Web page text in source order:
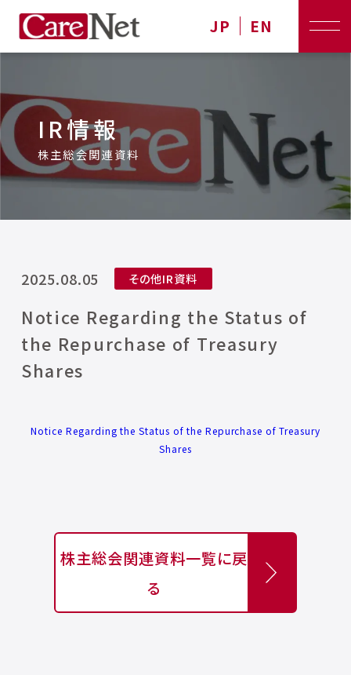
JP EN
IR情報
株主総会関連資料
2025.08.05 その他IR資料
Notice Regarding the Status of
the Repurchase of Treasury
Shares
Notice Regarding the Status of the Repurchase of Treasury
Shares
株主総会関連資料一覧に戻
る